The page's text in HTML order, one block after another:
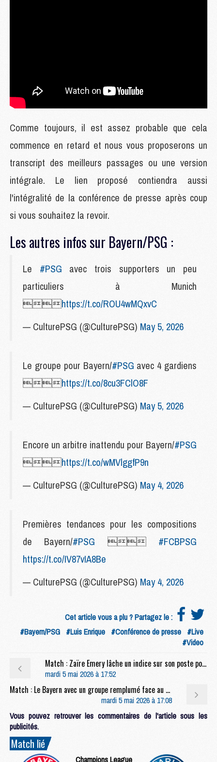
Comme toujours, il est assez probable que cela
commence en retard et nous vous proposerons un
transcript des meilleurs passages ou une version
intégrale. Le lien proposé contiendra aussi
l'intégralité de la conférence de presse après coup
si vous souhaitez la revoir.
Les autres infos sur Bayern/PSG :
Le #PSG avec trois supporters un peu
particuliers à Munich
https://t.co/ROU4wMQxvC
— CulturePSG (@CulturePSG) May 5, 2026
Le groupe pour Bayern/#PSG avec 4 gardiens
https://t.co/8cu3FClO8F
— CulturePSG (@CulturePSG) May 5, 2026
Encore un arbitre inattendu pour Bayern/#PSG
https://t.co/wMVlggfP9n
— CulturePSG (@CulturePSG) May 4, 2026
Premières tendances pour les compositions
de Bayern/#PSG  #FCBPSG
https://t.co/IV87vIA8Be
— CulturePSG (@CulturePSG) May 4, 2026
Cet article vous a plu ? Partagez le :
#Bayern/PSG #Luis Enrique #Conférence de presse #Live
#Video
Match : Zaïre Emery lâche un indice sur son poste pour Bayern/PSG
mardi 5 mai 2026 à 17:52
Match : Le Bayern avec un groupe remplumé face au PSG
mardi 5 mai 2026 à 17:08
Vous pouvez retrouver les commentaires de l'article sous les
publicités.
Match lié
Champions League